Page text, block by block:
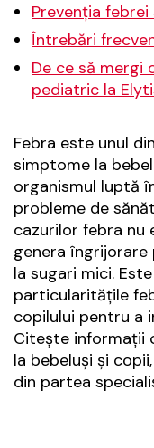
Prevenția
Întrebări
De ce să mergi
pediatric la
Febra este unul
simptome la
organismul luptă
probleme de
cazurilor febra nu
genera îngrijorare
la sugari mici.
particularitățile
copilului pentru a
Citește informații
la bebeluși și
din partea